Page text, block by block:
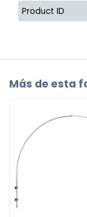
Product ID
Más de esta